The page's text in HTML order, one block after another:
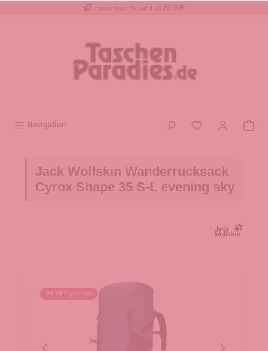
Kostenloser Versand ab 20 EUR
Navigation
Jack Wolfskin Wanderrucksack
Cyrox Shape 35 S-L evening sky
90,95 € gespart